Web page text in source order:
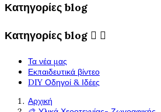
Κατηγορίες blog
Κατηγορίες blog  
Τα νέα μας
Εκπαιδευτικά βίντεο
DIY Οδηγοί & Ιδέες
Αρχική